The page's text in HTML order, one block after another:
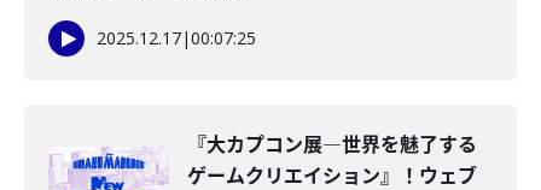
2025.12.17|00:07:25
『大カプコン展―世界を魅了する
ゲームクリエイション』！ウェブ